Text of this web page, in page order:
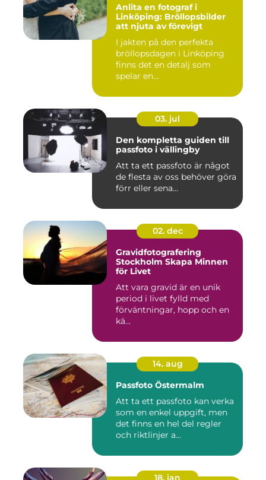
Anlita en fotograf i
Linköping: Bröllopsbilder
att njuta av förevigt
I jakten på den perfekta
bröllopsdagen i Linköping
finns det en detalj som
spelar en...
03. jul
Den kompletta guiden till
passfoto i vällingby
Att ta ett passfoto är något
de flesta av oss behöver göra
förr eller sena...
02. dec
Gravidfotografering
Stockholm Skapa Minnen
för Livet
Att vara gravid är en unik
period i livet fylld med
förväntningar, hopp och en
kä...
14. aug
Passfoto Östermalm
Att ta ett passfoto kan verka
som en enkel uppgift, men
det finns en hel del regler
och riktlinjer a...
18. jan